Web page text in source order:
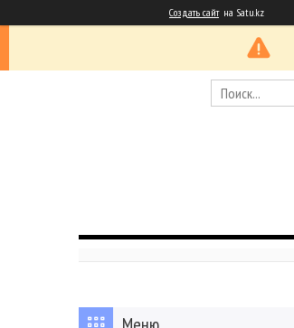
Создать сайт на Satu.kz